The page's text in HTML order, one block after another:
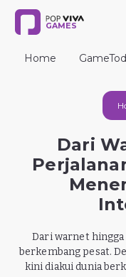
GAMES
Home
Dari
Dari warnet
berkembang pesat.
kini diakui dunia